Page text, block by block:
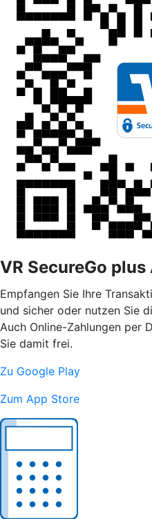
VR SecureGo plus
Empfangen Sie Ihre
und sicher oder nutzen Sie
Auch Online-Zahlungen per
Sie damit frei.
Zu Google Play
Zum App Store